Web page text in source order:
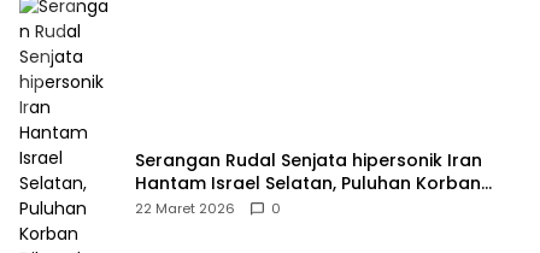
Serangan Rudal Senjata hipersonik Iran
Hantam Israel Selatan, Puluhan Korban
Dilaporkan Meninggal dan Ratusan Terluka
22 Maret 2026 0